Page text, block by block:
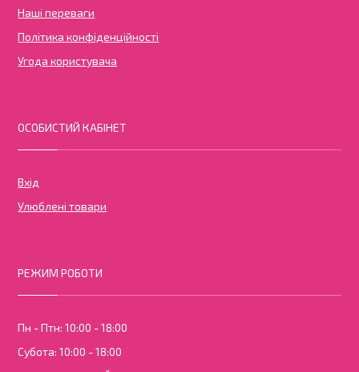
Наші переваги
Політика конфіденційності
Угода користувача
ОСОБИСТИЙ КАБІНЕТ
Вхід
Улюблені товари
РЕЖИМ РОБОТИ
Пн - Птн: 10:00 - 18:00
Субота: 10:00 - 18:00